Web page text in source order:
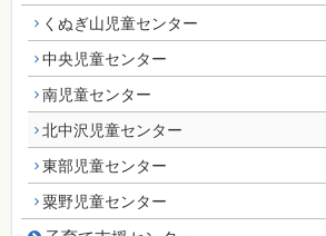
くぬぎ山児童センター
中央児童センター
南児童センター
北中沢児童センター
東部児童センター
粟野児童センター